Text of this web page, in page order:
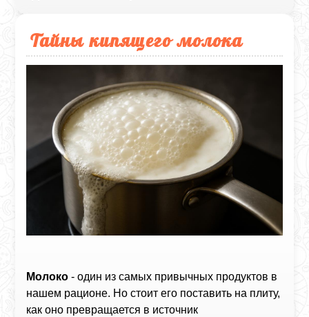
Тайны кипящего молока
Молоко - один из самых привычных продуктов в
нашем рационе. Но стоит его поставить на плиту,
как оно превращается в источник